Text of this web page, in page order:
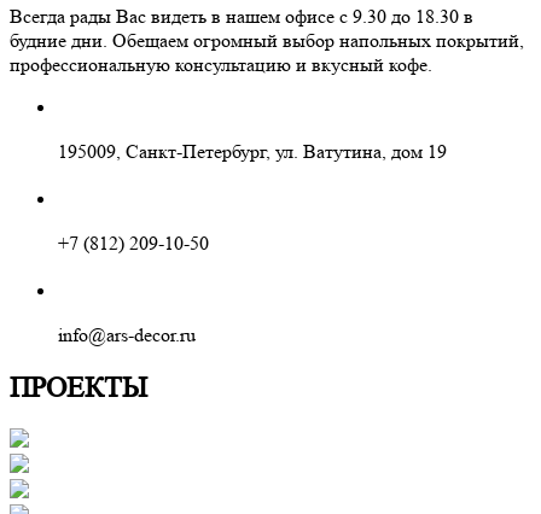
Всегда рады Вас видеть в нашем офисе с 9.30 до 18.30 в
будние дни. Обещаем огромный выбор напольных покрытий,
профессиональную консультацию и вкусный кофе.
195009, Санкт-Петербург, ул. Ватутина, дом 19
+7 (812) 209-10-50
info@ars-decor.ru
ПРОЕКТЫ